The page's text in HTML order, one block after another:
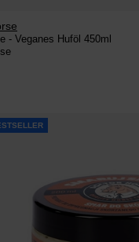
- Veganes Huföl 450ml